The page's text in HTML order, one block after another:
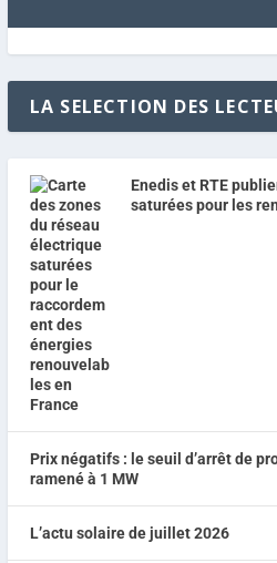
LA SELECTION DES
Enedis et RTE
saturées pour les
Prix négatifs : le seuil d’arrêt de
ramené à 1 MW
L’actu solaire de juillet 2026